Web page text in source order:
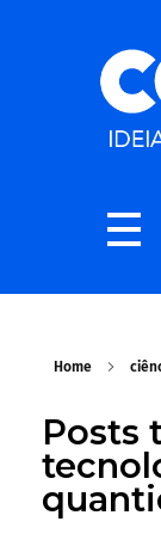
Home
Posts